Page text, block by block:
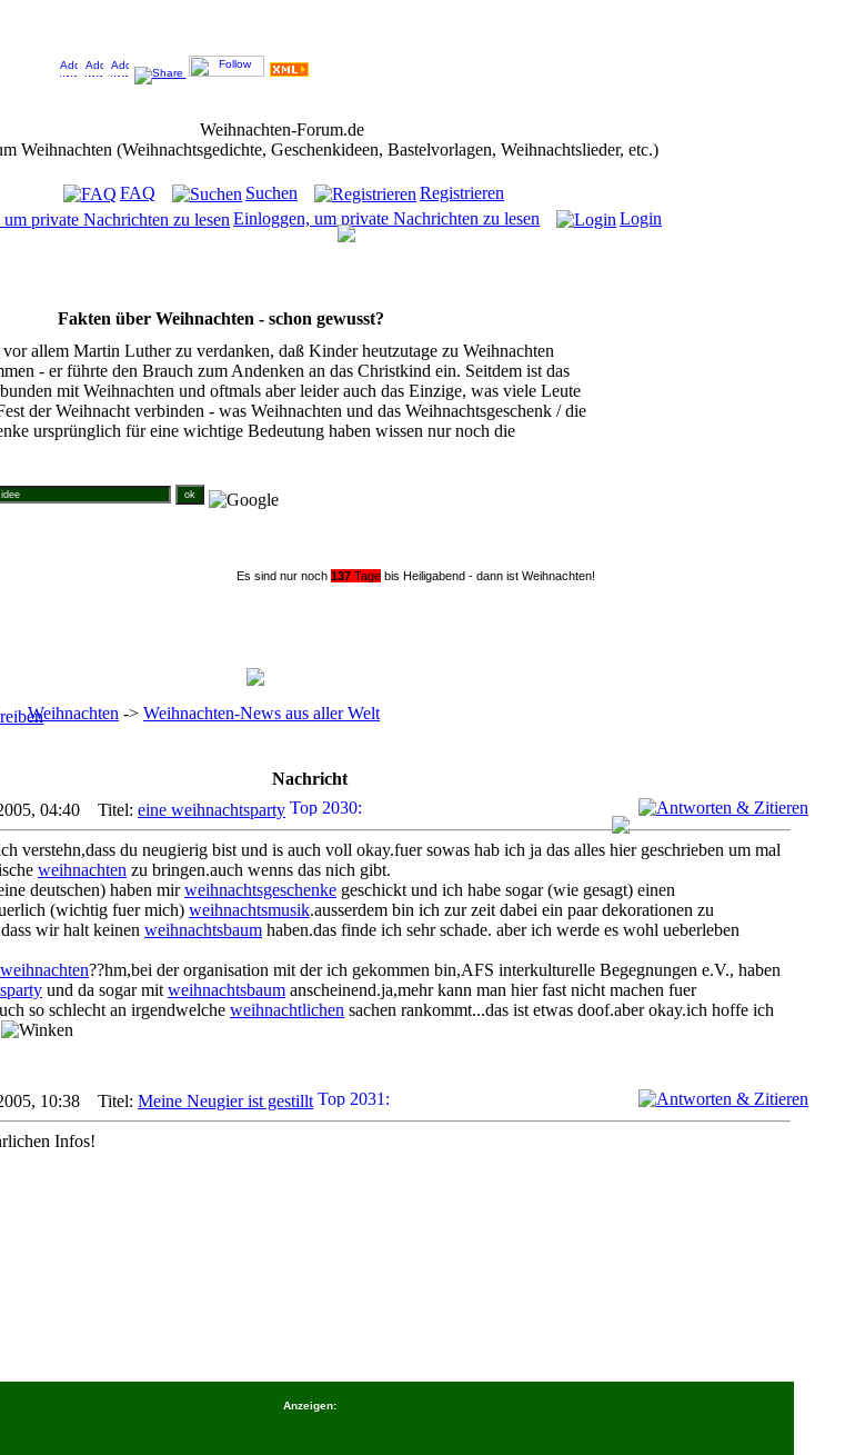
Weihnachten-Forum.de
Weihnachten (Weihnachtsgedichte, Geschenkideen, Bastelvorlagen, Weihnachtslieder, etc.)
FAQ Suchen
Registrieren
Einloggen, um private Nachrichten zu lesen
Login
Fakten über Weihnachten - schon gewusst?
allem Martin Luther zu verdanken, daß Kinder heutzutage zu Weihnachten
- er führte den Brauch zum Andenken an das Christkind ein. Seitdem ist das
mit Weihnachten und oftmals aber leider auch das Einzige, was viele Leute
der Weihnacht verbinden - was Weihnachten und das Weihnachtsgeschenk / die
ursprünglich für eine wichtige Bedeutung haben wissen nur noch die
Es sind nur noch 137 Tage bis Heiligabend - dann ist Weihnachten!
Weihnachten -> Weihnachten-News aus aller Welt
Nachricht
04:40 Titel: eine weihnachtsparty
verstehn,dass du neugierig bist und is auch voll okay.fuer sowas hab ich ja das alles hier geschrieben um mal
weihnachten zu bringen.auch wenns das nich gibt.
deutschen) haben mirweihnachtsgeschenke geschickt und ich habe sogar (wie gesagt) einen
(wichtig fuer mich) weihnachtsmusik.ausserdem bin ich zur zeit dabei ein paar dekorationen zu
wir halt keinen weihnachtsbaum haben.das finde ich sehr schade. aber ich werde es wohl ueberleben
weihnachten??hm,bei der organisation mit der ich gekommen bin,AFS interkulturelle Begegnungen e.V., haben
und da sogar mit weihnachtsbaum anscheinend.ja,mehr kann man hier fast nicht machen fuer
so schlecht an irgendwelche weihnachtlichen sachen rankommt...das ist etwas doof.aber okay.ich hoffe ich
10:38 Titel: Meine Neugier ist gestillt
Infos!
Anzeigen: